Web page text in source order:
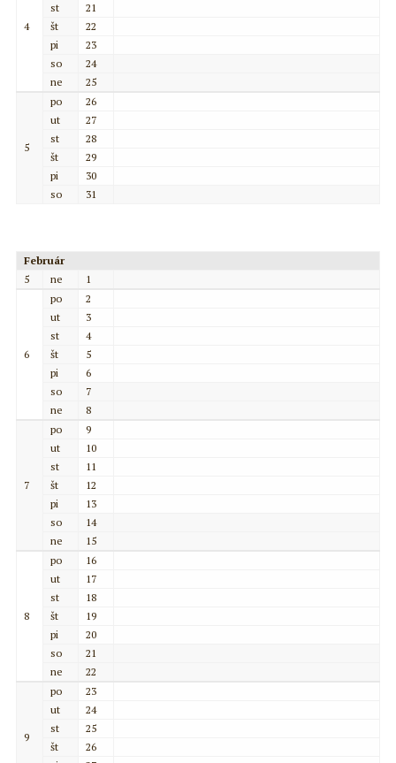
4
st
21
št
22
pi
23
so
24
ne
25
5
po
26
ut
27
st
28
št
29
pi
30
so
31
Február
5
ne 1
6
po
2
ut
3
st
4
št
5
pi
6
so
7
ne
8
7
po
9
ut
10
st
11
št
12
pi
13
so
14
ne
15
8
po
16
ut
17
st
18
št
19
pi
20
so
21
ne
22
9
po
23
ut
24
st
25
št
26